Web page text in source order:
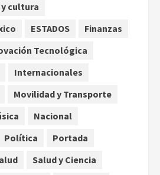
Estados Unidos reanuda
aguacate desde México
agosto 8, 2026
dólares y un Rolex al equipo
de Junior H en el AICM
cultura
ESTADOS
Finanzas
Tecnológica
Internacionales
Movilidad y Transporte
Nacional
Política
Portada
Salud y Ciencia